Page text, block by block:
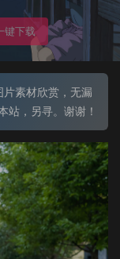
键下载
素材欣赏，无漏
站，另寻。谢谢！